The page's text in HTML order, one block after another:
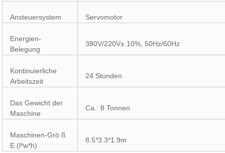
Ansteuersystem Servomotor
Energien-
Belegung
380V/220V± 10%, 50Hz/60Hz
Kontinuierliche
Arbeitszeit
24 Stunden
Das Gewicht der
Maschine
Ca.: 8 Tonnen
Maschinen-Grö ß
E (l*w*h)
8.5*3.3*1.9m